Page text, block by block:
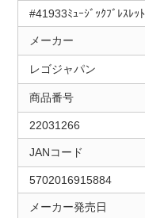
#41933ﾐｭｰｼﾞｯｸﾌﾞﾚｽﾚｯﾄ
メーカー
レゴジャパン
商品番号
22031266
JANコード
5702016915884
メーカー発売日